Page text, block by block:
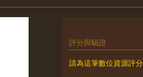
評分與驗證
請為這筆數位資源評分